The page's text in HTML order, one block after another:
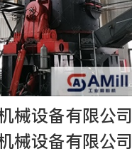
械设备有限公司
械设备有限公司